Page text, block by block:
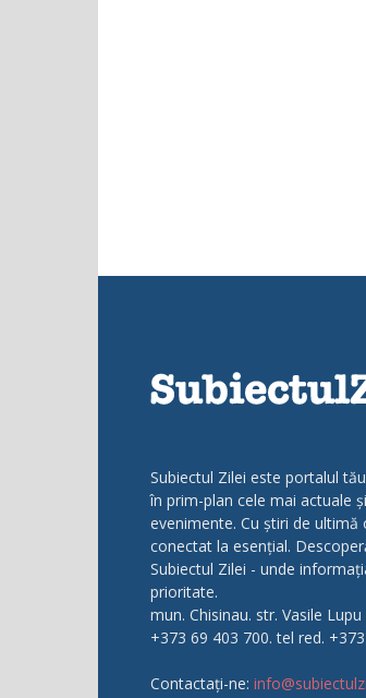
Subiectul Zilei este portalul
în prim-plan cele mai actuale
evenimente. Cu știri de ultimă
conectat la esențial.
Subiectul Zilei - unde
prioritate.
mun. Chisinau. str. Vasile
+373 69 403 700. tel red.
Contactați-ne: